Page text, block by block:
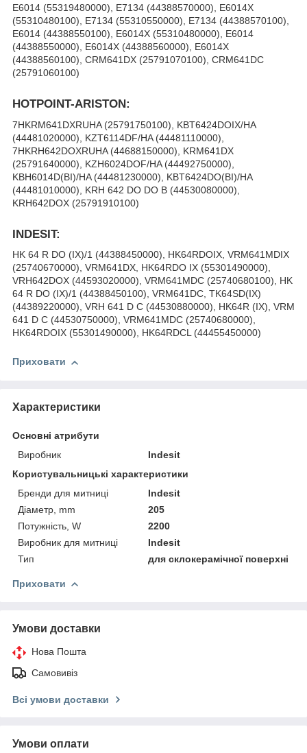
E6014 (55319480000), E7134 (44388570000), E6014X
(55310480100), E7134 (55310550000), E7134 (44388570100),
E6014 (44388550100), E6014X (55310480000), E6014
(44388550000), E6014X (44388560000), E6014X
(44388560100), CRM641DX (25791070100), CRM641DC
(25791060100)
HOTPOINT-ARISTON:
7HKRM641DXRUHA (25791750100), KBT6424DOIX/HA
(44481020000), KZT6114DF/HA (44481110000),
7HKRH642DOXRUHA (44688150000), KRM641DX
(25791640000), KZH6024DOF/HA (44492750000),
KBH6014D(BI)/HA (44481230000), KBT6424DO(BI)/HA
(44481010000), KRH 642 DO DO B (44530080000),
KRH642DOX (25791910100)
INDESIT:
HK 64 R DO (IX)/1 (44388450000), HK64RDOIX, VRM641MDIX
(25740670000), VRM641DX, HK64RDO IX (55301490000),
VRH642DOX (44593020000), VRM641MDC (25740680100), HK
64 R DO (IX)/1 (44388450100), VRM641DC, TK64SD(IX)
(44389220000), VRH 641 D C (44530880000), HK64R (IX), VRM
641 D C (44530750000), VRM641MDC (25740680000),
HK64RDOIX (55301490000), HK64RDCL (44455450000)
Приховати
Характеристики
Основні атрибути
Виробник
Indesit
Користувальницькі характеристики
Бренди для митниці
Indesit
Діаметр, mm
205
Потужність, W
2200
Виробник для митниці
Indesit
Тип
для склокерамічної поверхні
Приховати
Умови доставки
Нова Пошта
Самовивіз
Всі умови доставки
Умови оплати